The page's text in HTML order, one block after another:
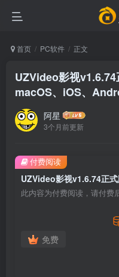
首页 PC软件 正文
UZVideo影视v1.6.74
macOS、iOS、
阿星
3个月前更新
此内容为付费阅读，请付费
免费
付费阅读